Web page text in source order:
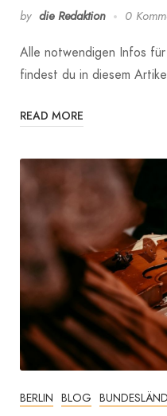
by die Redaktion 0
Alle notwendigen Infos
findest du in diesem
READ MORE
BERLIN BLOG